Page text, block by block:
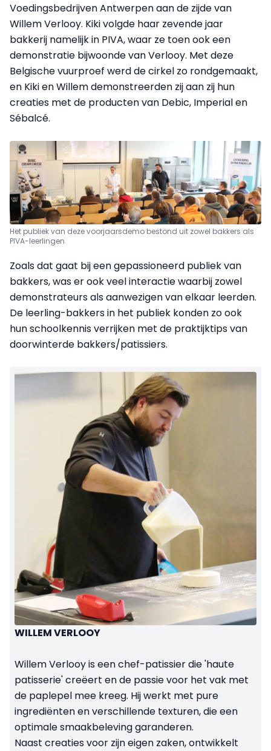
Voedingsbedrijven Antwerpen aan de zijde van
Willem Verlooy. Kiki volgde haar zevende jaar
bakkerij namelijk in PIVA, waar ze toen ook een
demonstratie bijwoonde van Verlooy. Met deze
Belgische vuurproef werd de cirkel zo rondgemaakt,
en Kiki en Willem demonstreerden zij aan zij hun
creaties met de producten van Debic, Imperial en
Sébalcé.
Het publiek van deze voorjaarsdemo bestond uit zowel bakkers als
PIVA-leerlingen
Zoals dat gaat bij een gepassioneerd publiek van
bakkers, was er ook veel interactie waarbij zowel
demonstrateurs als aanwezigen van elkaar leerden.
De leerling-bakkers in het publiek konden zo ook
hun schoolkennis verrijken met de praktijktips van
doorwinterde bakkers/patissiers.
WILLEM VERLOOY
Willem Verlooy is een chef-patissier die 'haute
patisserie' creëert en de passie voor het vak met
de paplepel mee kreeg. Hij werkt met pure
ingrediënten en verschillende texturen, die een
optimale smaakbeleving garanderen.
Naast creaties voor zijn eigen zaken, ontwikkelt